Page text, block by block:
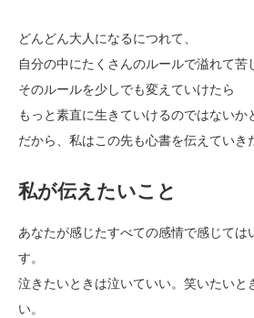
どんどん大人になるにつれて、
自分の中にたくさんのルールで溢れて苦
そのルールを少しでも変えていけたら
もっと素直に生きていけるのではないか
だから、私はこの先も心書を伝えていき
私が伝えたいこと
あなたが感じたすべての感情で感じては
す。
泣きたいときは泣いていい。笑いたいと
い。